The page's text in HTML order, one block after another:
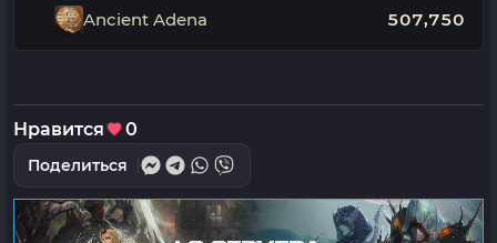
Ancient Adena 507,750
Нравится 0
Поделиться